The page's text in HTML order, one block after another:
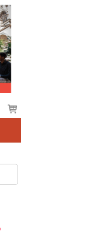
Voir
le